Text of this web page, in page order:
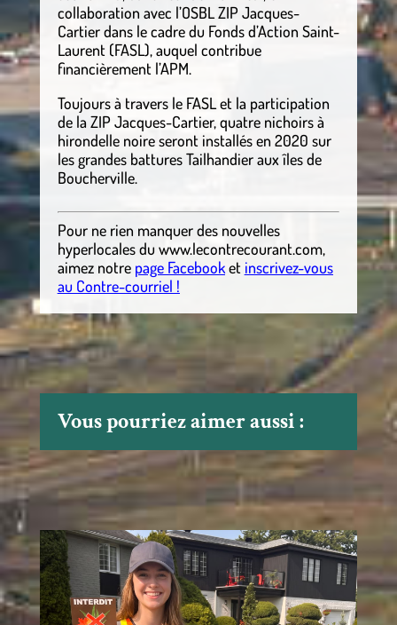
collaboration avec l’OSBL ZIP Jacques-
Cartier dans le cadre du Fonds d’Action Saint-
Laurent (FASL), auquel contribue
financièrement l’APM.
Toujours à travers le FASL et la participation
de la ZIP Jacques-Cartier, quatre nichoirs à
hirondelle noire seront installés en 2020 sur
les grandes battures Tailhandier aux îles de
Boucherville.
Pour ne rien manquer des nouvelles
hyperlocalesdu www.lecontrecourant.com,
aimez notre page Facebooket inscrivez-vous
au Contre-courriel !
Vous pourriez aimer aussi :